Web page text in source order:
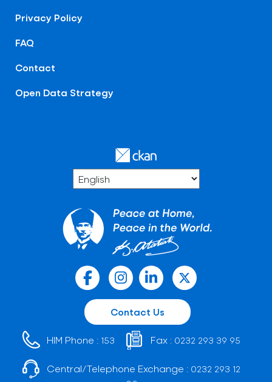
Privacy Policy
FAQ
Contact
Open Data Strategy
Contact Us
HIM Phone : 153 Fax : 0232 293 39 95
Central/Telephone Exchange : 0232 293 12